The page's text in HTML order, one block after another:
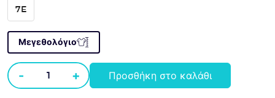
7E
Μεγεθολόγιο
-
Παντελόνι
+ Προσθήκη στο καλάθι